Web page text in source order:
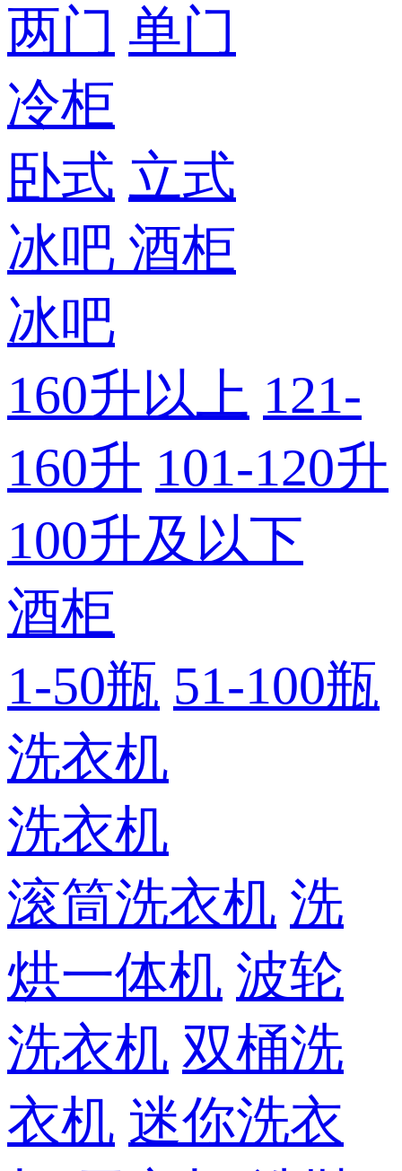
两门 单门
冷柜
卧式 立式
冰吧 酒柜
冰吧
160升以上 121-
160升 101-120升
100升及以下
酒柜
1-50瓶 51-100瓶
洗衣机
洗衣机
滚筒洗衣机 洗
烘一体机 波轮
洗衣机 双桶洗
衣机 迷你洗衣